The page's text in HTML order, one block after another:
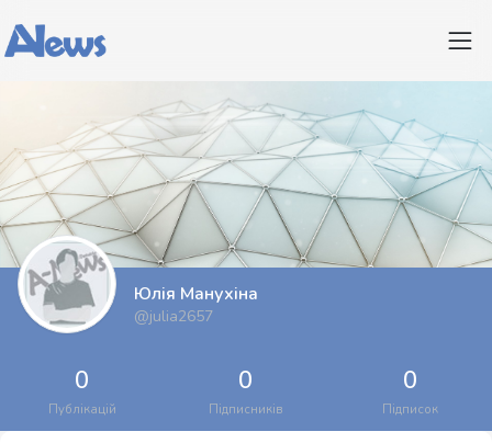
Юлія Манухіна
@julia2657
0
Публікацій
0
Підписників
0
Підписок